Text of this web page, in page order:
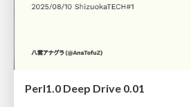
Perl1.0 Deep Drive 0.01